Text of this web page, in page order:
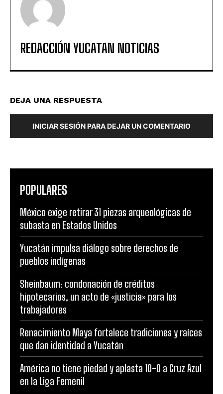
REDACCIÓN YUCATAN NOTICIAS
DEJA UNA RESPUESTA
INICIAR SESIÓN PARA DEJAR UN COMENTARIO
POPULARES
México exige retirar 31 piezas arqueológicas de
subasta en Estados Unidos
Yucatán impulsa diálogo sobre derechos de
pueblos indígenas
Sheinbaum: condonación de créditos
hipotecarios, un acto de «justicia» para los
trabajadores
Renacimiento Maya fortalece tradiciones y raíces
que dan identidad a Yucatán
América no tiene piedad y aplasta 10-0 a Cruz Azul
en la Liga Femenil